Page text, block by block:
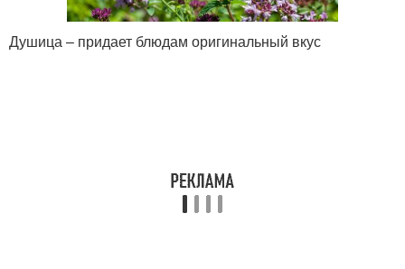
Душица – придает блюдам оригинальный вкус